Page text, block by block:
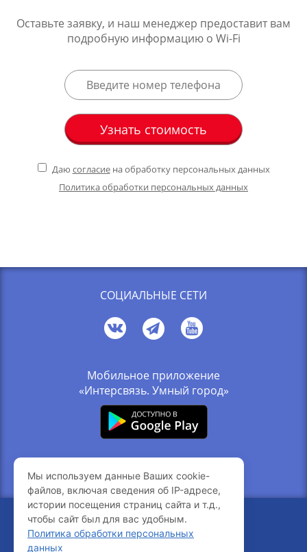
Оставьте заявку, и наш менеджер предоставит вам
подробную информацию о Wi-Fi
Даю согласиена обработку персональных данных
Политика обработки персональных данных
Мы используем данные Ваших cookie-
файлов, включая сведения об IP-адресе,
истории посещения страниц сайта и т.д.,
чтобы сайт был для вас удобным.
Политика обработки персональных
данных
СОЦИАЛЬНЫЕ СЕТИ
Мобильное приложение
«Интерсвязь. Умный город»
Вакансии
© 2005-2026 Интерсвязь
Ваш IP-адрес 216.73.217.99